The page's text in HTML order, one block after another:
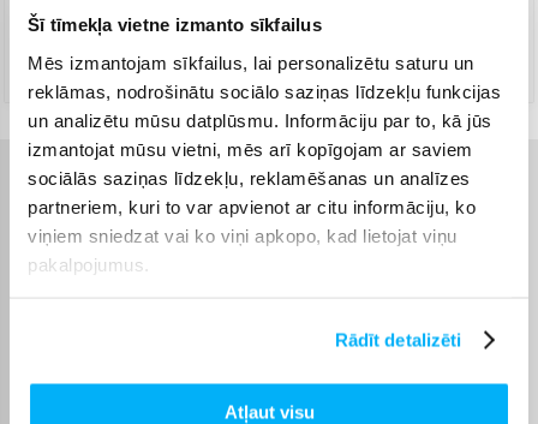
Šī tīmekļa vietne izmanto sīkfailus
Mēs izmantojam sīkfailus, lai personalizētu saturu un
reklāmas, nodrošinātu sociālo saziņas līdzekļu funkcijas
un analizētu mūsu datplūsmu. Informāciju par to, kā jūs
izmantojat mūsu vietni, mēs arī kopīgojam ar saviem
sociālās saziņas līdzekļu, reklamēšanas un analīzes
partneriem, kuri to var apvienot ar citu informāciju, ko
viņiem sniedzat vai ko viņi apkopo, kad lietojat viņu
pakalpojumus.
Rādīt detalizēti
Atļaut visu
Augusts 10d. - Augusts 11d.
Raksturlielumi
Ražotājs
Kombinēts, Parketam
Bezvadu Bezvadu